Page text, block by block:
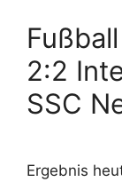
2:2
SSC
Ergebnis